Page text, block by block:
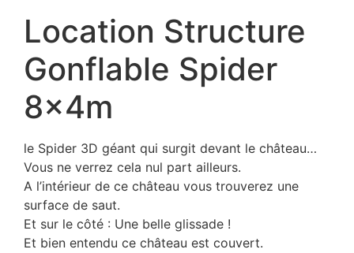
Location Structure
Gonflable Spider
8x4m
le Spider 3D géant qui surgit devant le château…
Vous ne verrez cela nul part ailleurs.
A l’intérieur de ce château vous trouverez une
surface de saut.
Et sur le côté : Une belle glissade !
Et bien entendu ce château est couvert.